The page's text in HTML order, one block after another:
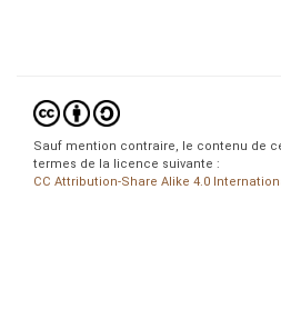
Sauf mention contraire, le contenu de
termes de la licence suivante :
CC Attribution-Share Alike 4.0